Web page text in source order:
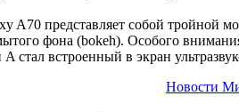
A70 представляет собой тройной
фона (bokeh). Особого
стал встроенный в экран
Новости